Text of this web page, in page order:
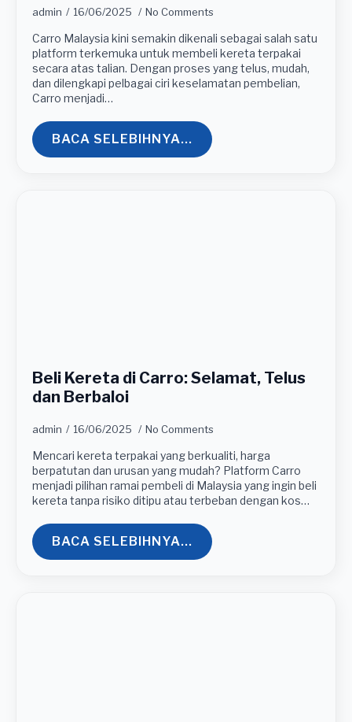
admin 16/06/2025 No Comments
Carro Malaysia kini semakin dikenali sebagai salah satu
platform terkemuka untuk membeli kereta terpakai
secara atas talian. Dengan proses yang telus, mudah,
dan dilengkapi pelbagai ciri keselamatan pembelian,
Carro menjadi…
BACA SELEBIHNYA...
Beli Kereta di Carro: Selamat, Telus
dan Berbaloi
admin 16/06/2025 No Comments
Mencari kereta terpakai yang berkualiti, harga
berpatutan dan urusan yang mudah? Platform Carro
menjadi pilihan ramai pembeli di Malaysia yang ingin beli
kereta tanpa risiko ditipu atau terbeban dengan kos…
BACA SELEBIHNYA...